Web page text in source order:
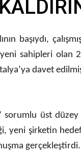
başıydı,
sahipleri olan
davet
sorumlu üst
yeni şirketin
gerçekleştirdi.